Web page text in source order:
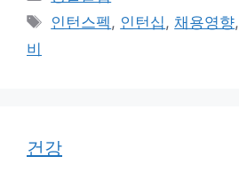
테
태
인턴스펙, 인턴십,채용영향,
비
건강